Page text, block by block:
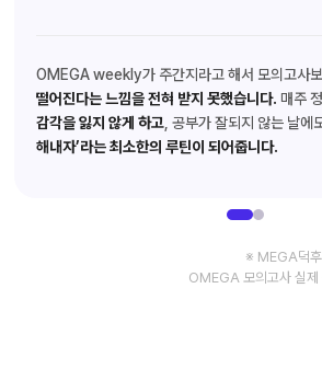
OMEGA weekly가 주간지라고 해서 모의고사
떨어진다는 느낌을 전혀 받지 못했습니다. 매주
감각을 잃지 않게 하고 , 공부가 잘되지 않는 날에
해내자’라는 최소한의 루틴이 되어줍니다.
※ MEGA덕후
OMEGA 모의고사 실제